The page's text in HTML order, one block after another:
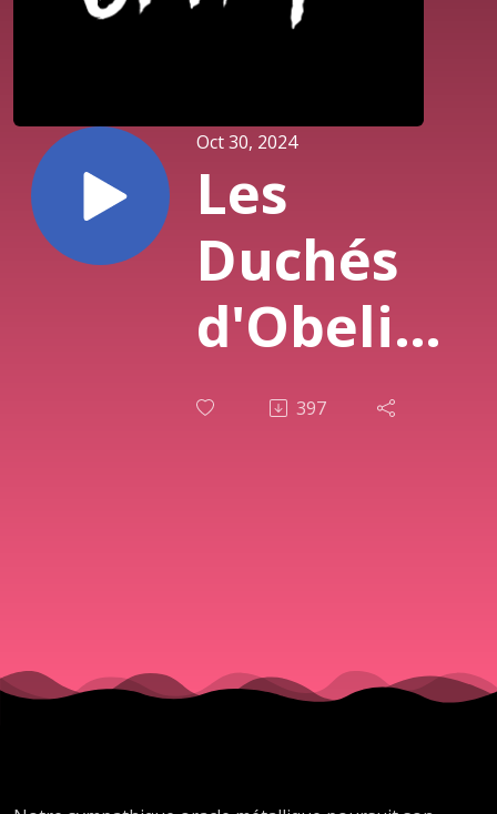
Oct 30, 2024
Les
Duchés
d'Obelien
- Épisode
397